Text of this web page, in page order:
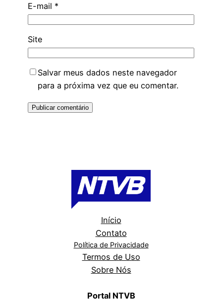
E-mail *
Site
Salvar meus dados neste navegador
para a próxima vez que eu comentar.
Início
Contato
Política de Privacidade
Termos de Uso
Sobre Nós
Portal NTVB